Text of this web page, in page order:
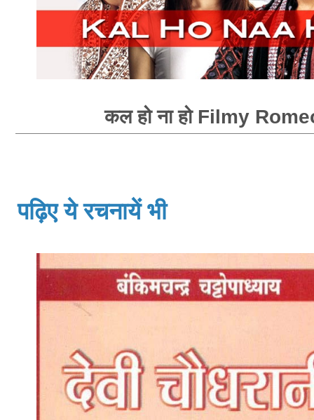
कल हो ना हो Filmy
पढ़िए ये रचनायें भी